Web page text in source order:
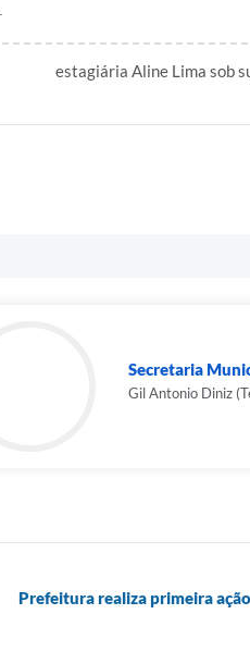
estagiária Aline Lima sob
Secretaria
Gil Antonio Diniz
Prefeitura realiza primeira